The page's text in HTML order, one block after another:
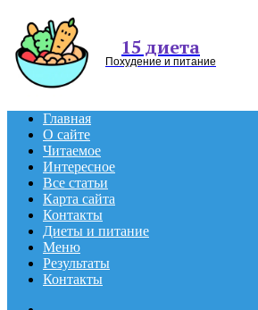
15 диета
Похудение и питание
Главная
О сайте
Читаемое
Интересное
Все статьи
Карта сайта
Контакты
Диеты и питание
Меню
Результаты
Контакты